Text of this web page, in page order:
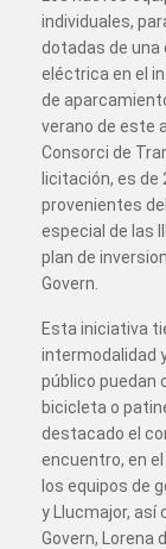
individuales,
dotadas de una
eléctrica en el
de
verano de este
Consorci de
licitación, es
provenientes
especial de las
plan de
Govern.
Esta iniciativa
intermodalidad
público puedan
bicicleta o
destacado el
encuentro, en
los equipos de
y Llucmajor, así
Govern, Lorena